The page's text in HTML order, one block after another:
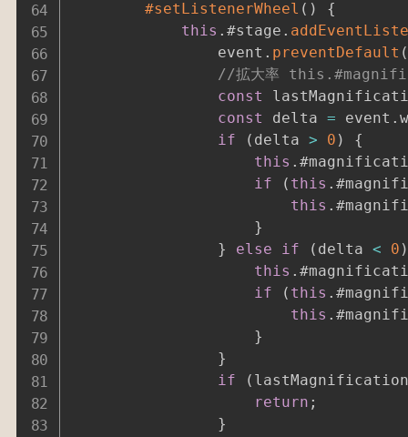
#setListenerWheel ( )
{
this . #stage .
				event
. preventDefault (
//拡大率
const
const delta = event .
if
( delta > 0 )
{
this .
if
( this .
this .
}
}
else if ( delta < 0 )
this .
if
( this .
this .
}
}
if
(
return ;
}